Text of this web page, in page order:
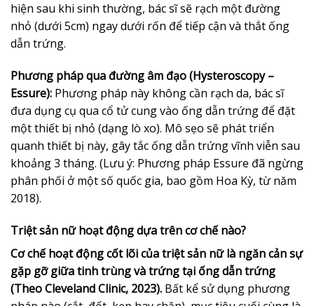
hiện sau khi sinh thường, bác sĩ sẽ rạch một đường
nhỏ (dưới 5cm) ngay dưới rốn để tiếp cận và thắt ống
dẫn trứng.
Phương pháp qua đường âm đạo (Hysteroscopy –
Essure): Phương pháp này không cần rạch da, bác sĩ
đưa dụng cụ qua cổ tử cung vào ống dẫn trứng để đặt
một thiết bị nhỏ (dạng lò xo). Mô sẹo sẽ phát triển
quanh thiết bị này, gây tắc ống dẫn trứng vĩnh viễn sau
khoảng 3 tháng. (Lưu ý: Phương pháp Essure đã ngừng
phân phối ở một số quốc gia, bao gồm Hoa Kỳ, từ năm
2018).
Triệt sản nữ hoạt động dựa trên cơ chế nào?
Cơ chế hoạt động cốt lõi của triệt sản nữ là ngăn cản sự
gặp gỡ giữa tinh trùng và trứng tại ống dẫn trứng
(Theo Cleveland Clinic, 2023). Bất kể sử dụng phương